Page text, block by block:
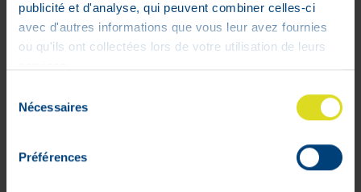
publicité et d'analyse, qui peuvent combiner celles-ci
avec d'autres informations que vous leur avez fournies
ou qu'ils ont collectées lors de votre utilisation de leurs
Nécessaires
Préférences
19,30€
Stock faible